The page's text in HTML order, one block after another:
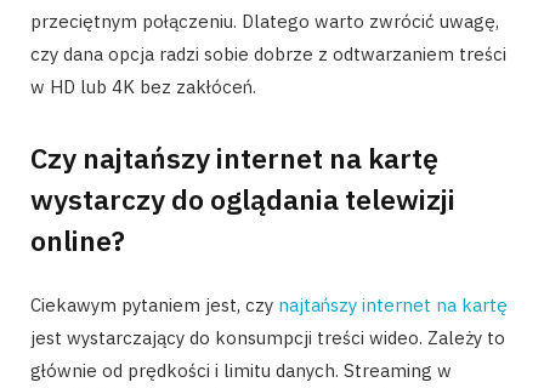
przeciętnym połączeniu. Dlatego warto zwrócić uwagę,
czy dana opcja radzi sobie dobrze z odtwarzaniem treści
w HD lub 4K bez zakłóceń.
Czy najtańszy internet na kartę
wystarczy do oglądania telewizji
online?
Ciekawym pytaniem jest, czy najtańszy internet na kartę
jest wystarczający do konsumpcji treści wideo. Zależy to
głównie od prędkości i limitu danych. Streaming w